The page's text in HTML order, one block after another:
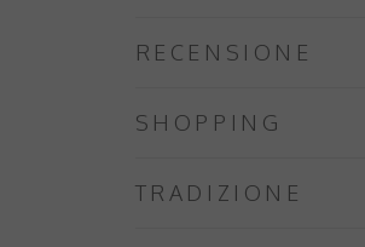
RECENSIONE
SHOPPING
TRADIZIONE